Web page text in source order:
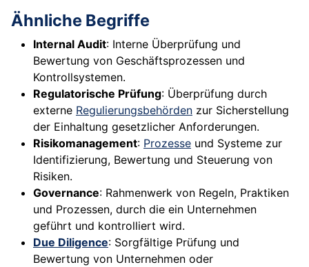
Ähnliche Begriffe
Internal Audit: Interne Überprüfung und
Bewertung von Geschäftsprozessen und
Kontrollsystemen.
Regulatorische Prüfung: Überprüfung durch
externe Regulierungsbehörden zur Sicherstellung
der Einhaltung gesetzlicher Anforderungen.
Risikomanagement: Prozesse und Systeme zur
Identifizierung, Bewertung und Steuerung von
Risiken.
Governance: Rahmenwerk von Regeln, Praktiken
und Prozessen, durch die ein Unternehmen
geführt und kontrolliert wird.
Due Diligence: Sorgfältige Prüfung und
Bewertung von Unternehmen oder